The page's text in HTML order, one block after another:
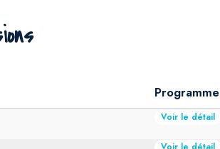
Programme
Voir le détail